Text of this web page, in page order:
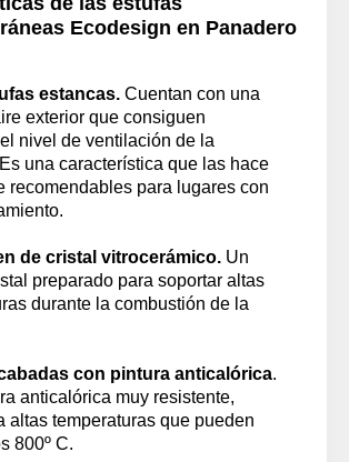
Ecodesign en Panadero
estancas. Cuentan con una
exterior que consiguen
nivel de ventilación de la
una característica que las hace
recomendables para lugares con
de cristal vitrocerámico. Un
preparado para soportar altas
durante la combustión de la
con pintura anticalórica.
anticalórica muy resistente,
altas temperaturas que pueden
800º C.